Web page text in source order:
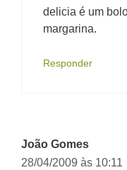
delicia é um
margarina.
Responder
João Gomes
28/04/2009 às 10:11